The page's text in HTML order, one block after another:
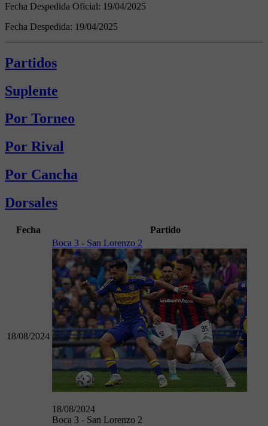
Fecha Despedida Oficial: 19/04/2025
Fecha Despedida: 19/04/2025
Partidos
Suplente
Por Torneo
Por Rival
Por Cancha
Dorsales
Fecha Partido
18/08/2024
Boca 3 - San Lorenzo 2
18/08/2024
Boca 3 - San Lorenzo 2